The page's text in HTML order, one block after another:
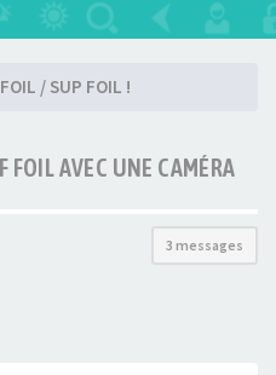
/ SUP FOIL !
FOIL AVEC UNE CAMÉRA
3 messages